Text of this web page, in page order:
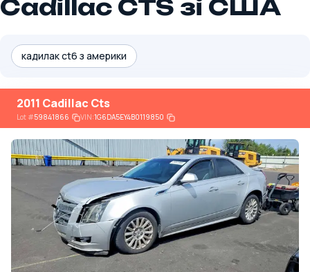
Cadillac CTS зі США
кадилак ct6 з америки
2011 Cadillac Cts
Lot#59841866 VIN:1G6DA5EY4B0119850